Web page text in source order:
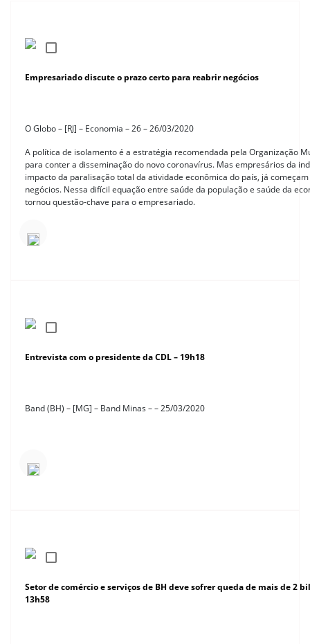
Empresariado discute o prazo certo para reabrir negócios
O Globo – [RJ] – Economia – 26 – 26/03/2020
A política de isolamento é a estratégia recomendada pela Organização
para conter a disseminação do novo coronavírus. Mas empresários da
impacto da paralisação total da atividade econômica do país, já
negócios. Nessa difícil equação entre saúde da população e saúde da
tornou questão-chave para o empresariado.
Entrevista com o presidente da CDL – 19h18
Band (BH) – [MG] – Band Minas – – 25/03/2020
Setor de comércio e serviços de BH deve sofrer queda de mais de 2
13h58